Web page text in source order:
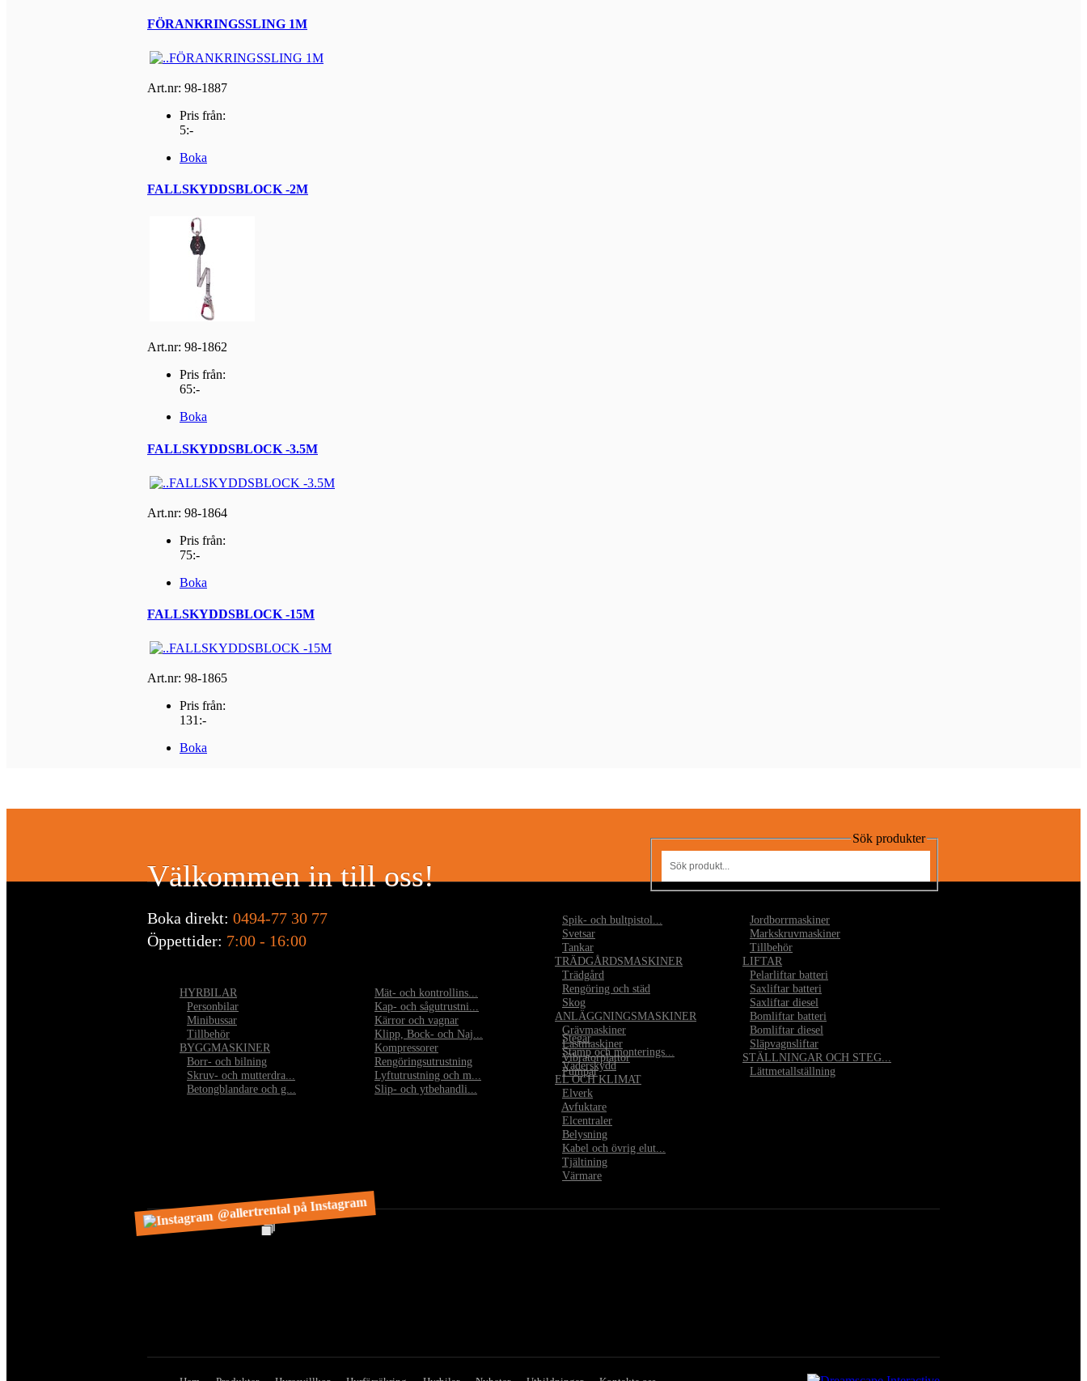
FÖRANKRINGSSLING 1M
Art.nr: 98-1887
Pris från:
5:-
Boka
FALLSKYDDSBLOCK -2M
Art.nr: 98-1862
Pris från:
65:-
Boka
FALLSKYDDSBLOCK -3.5M
Art.nr: 98-1864
Pris från:
75:-
Boka
FALLSKYDDSBLOCK -15M
Art.nr: 98-1865
Pris från:
131:-
Boka
Välkommen in till oss!
Sök produkter
Boka direkt: 0494-77 30 77
Öppettider: 7:00 - 16:00
HYRBILAR
Personbilar
Minibussar
Tillbehör
BYGGMASKINER
Borr- och bilning
Skruv- och mutterdra...
Betongblandare och g...
Mät- och kontrollins...
Kap- och sågutrustni...
Kärror och vagnar
Klipp, Bock- och Naj...
Kompressorer
Rengöringsutrustning
Lyftutrustning och m...
Slip- och ytbehandli...
Spik- och bultpistol...
Svetsar
Tankar
TRÄDGÅRDSMASKINER
Trädgård
Rengöring och städ
Skog
ANLÄGGNINGSMASKINER
Grävmaskiner
Lastmaskiner
Vibratorplattor
Pumpar
Jordborrmaskiner
Markskruvmaskiner
Tillbehör
LIFTAR
Pelarliftar batteri
Saxliftar batteri
Saxliftar diesel
Bomliftar batteri
Bomliftar diesel
Släpvagnsliftar
STÄLLNINGAR OCH STEG...
Lättmetallställning
Stegar
Stämp och monterings...
Väderskydd
EL OCH KLIMAT
Elverk
Avfuktare
Elcentraler
Belysning
Kabel och övrig elut...
Tjältining
Värmare
@allertrental på Instagram